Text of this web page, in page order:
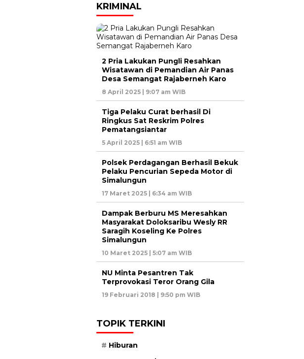
KRIMINAL
2 Pria Lakukan Pungli Resahkan
Wisatawan di Pemandian Air Panas
Desa Semangat Rajaberneh Karo
8 April 2025 | 9:07 am WIB
Tiga Pelaku Curat berhasil Di
Ringkus Sat Reskrim Polres
Pematangsiantar
5 April 2025 | 6:51 am WIB
Polsek Perdagangan Berhasil Bekuk
Pelaku Pencurian Sepeda Motor di
Simalungun
17 Maret 2025 | 6:34 am WIB
Dampak Berburu MS Meresahkan
Masyarakat Doloksaribu Wesly RR
Saragih Koseling Ke Polres
Simalungun
10 Maret 2025 | 5:07 am WIB
NU Minta Pesantren Tak
Terprovokasi Teror Orang Gila
19 Februari 2018 | 9:50 pm WIB
TOPIK TERKINI
Hiburan